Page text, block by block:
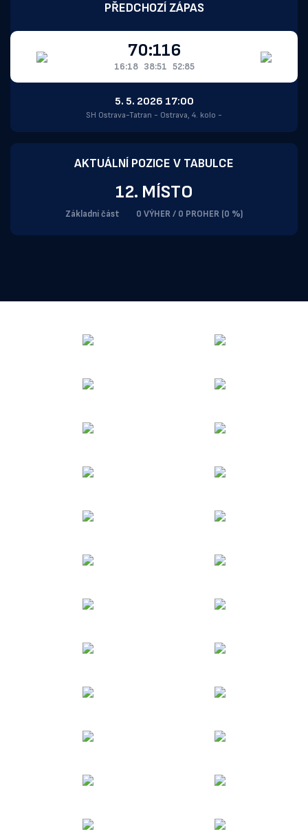
PŘEDCHOZÍ ZÁPAS
70:116
16:18 38:51 52:85
5. 5. 2026 17:00
SH Ostrava-Tatran - Ostrava, 4. kolo -
AKTUÁLNÍ POZICE V TABULCE
12. MÍSTO
Základní část 0 VÝHER / 0 PROHER (0 %)